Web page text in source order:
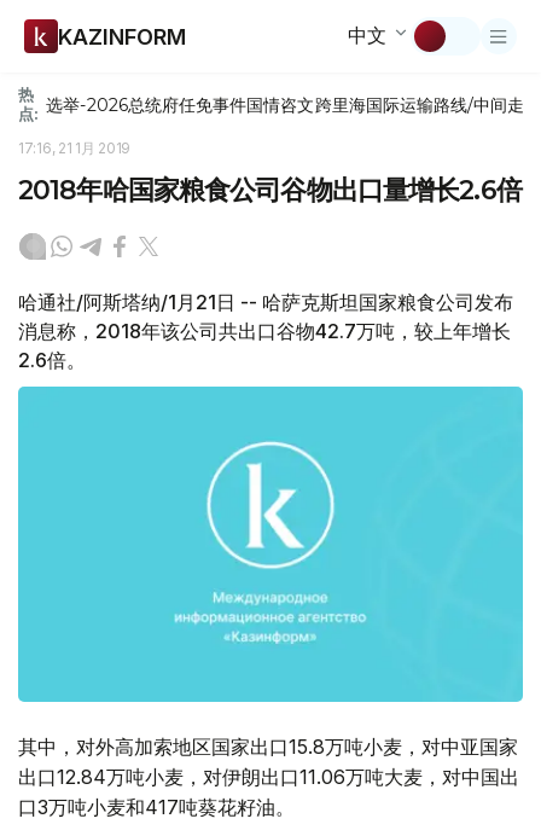
KAZINFORM 中文
热
点: 选举-2026总统府任免事件国情咨文跨里海国际运输路线/中间走廊
17:16, 21 1月 2019
2018年哈国家粮食公司谷物出口量增长2.6倍
哈通社/阿斯塔纳/1月21日 -- 哈萨克斯坦国家粮食公司发布
消息称，2018年该公司共出口谷物42.7万吨，较上年增长
2.6倍。
其中，对外高加索地区国家出口15.8万吨小麦，对中亚国家
出口12.84万吨小麦，对伊朗出口11.06万吨大麦，对中国出
口3万吨小麦和417吨葵花籽油。